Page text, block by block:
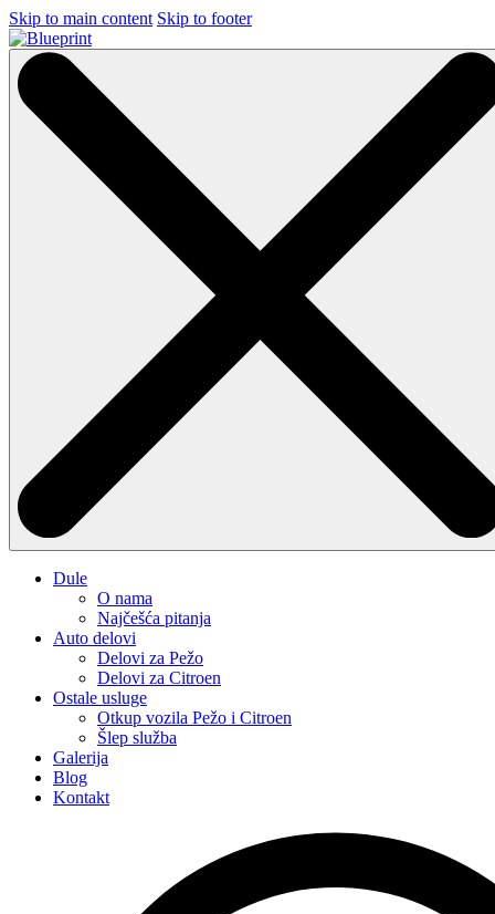
Skip to main content Skip to footer
Dule
O nama
Najčešća pitanja
Auto delovi
Delovi za Pežo
Delovi za Citroen
Ostale usluge
Otkup vozila Pežo i Citroen
Šlep služba
Galerija
Blog
Kontakt